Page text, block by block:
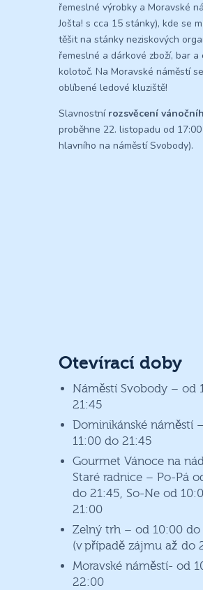
řemeslné výrobky a Moravské
Jošta! s cca 15 stánky), kde se
těšit na stánky neziskových
řemeslné a dárkové zboží, bar a
kolotoč. Na Moravské náměstí
oblíbené ledové kluziště!
Slavnostní rozsvěcení
proběhne 22. listopadu od
hlavního na náměstí Svobody).
Otevírací doby
Náměstí Svobody – od
21:45
Dominikánské náměstí
11:00 do 21:45
Gourmet Vánoce na
Staré radnice – Po-Pá
do 21:45, So-Ne od
21:00
Zelný trh – od 10:00
(v případě zájmu až do
Moravské náměstí- od
22:00